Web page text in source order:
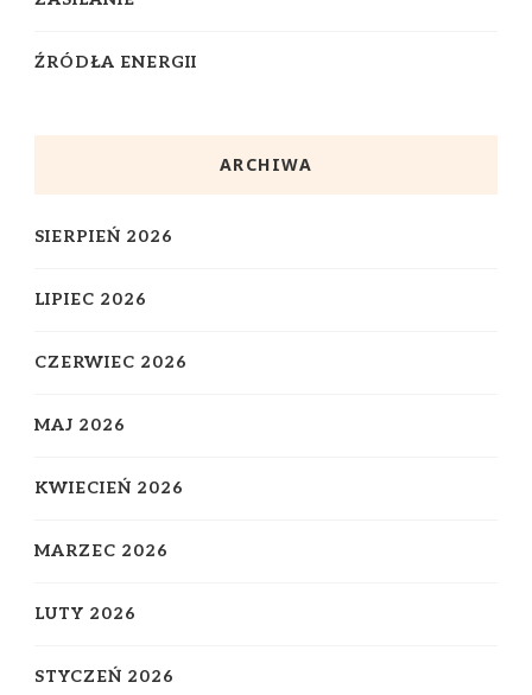
ŹRÓDŁA ENERGII
ARCHIWA
SIERPIEŃ 2026
LIPIEC 2026
CZERWIEC 2026
MAJ 2026
KWIECIEŃ 2026
MARZEC 2026
LUTY 2026
STYCZEŃ 2026